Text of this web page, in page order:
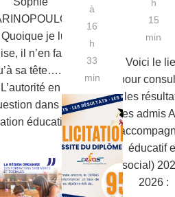
je lui
il n’en fait
sa tête…. »
L’autorité en
dans la
éducative
à
16
h
33
min
h
15
min
Voici le
pour
les
des admis
éducatif
social)
2026 :